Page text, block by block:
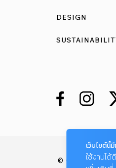
DESIGN
© COPYRIGHT
เว็บไซต์นี้
ใช้งานไ